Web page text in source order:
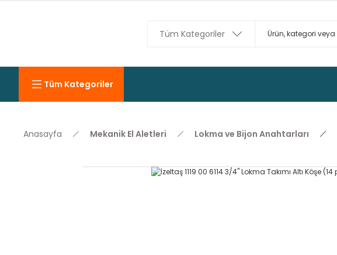
Tüm Kategoriler
Anasayfa Mekanik El Aletleri Lokma ve Bijon Anahtarları